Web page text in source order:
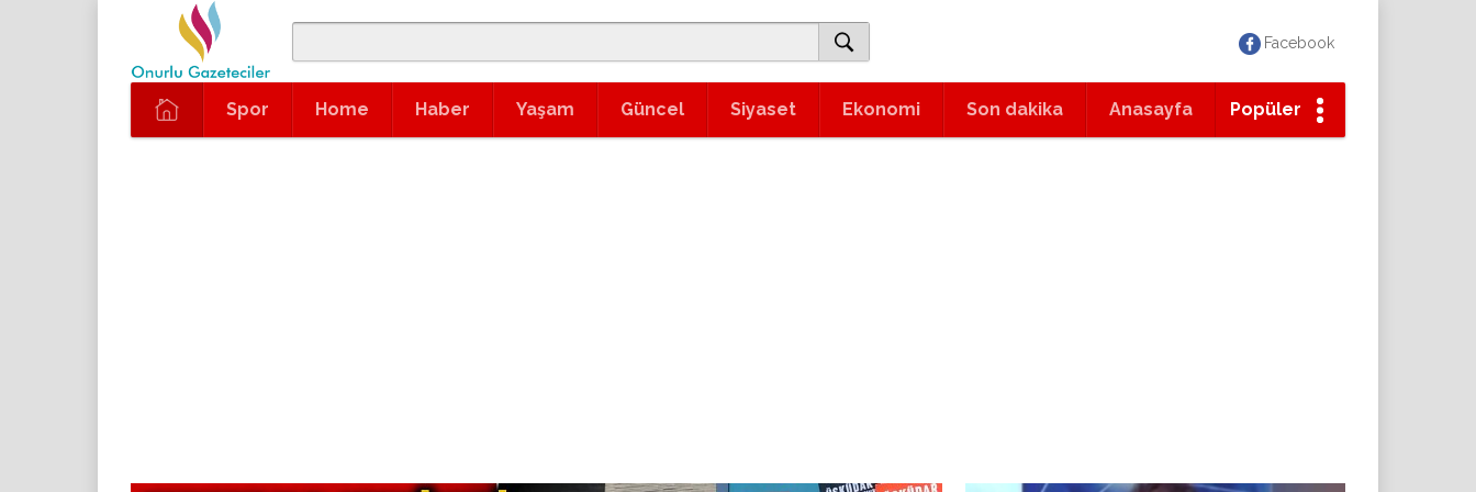
Facebook
Spor Home Haber Yaşam Güncel Siyaset Ekonomi Son dakika Anasayfa Popüler